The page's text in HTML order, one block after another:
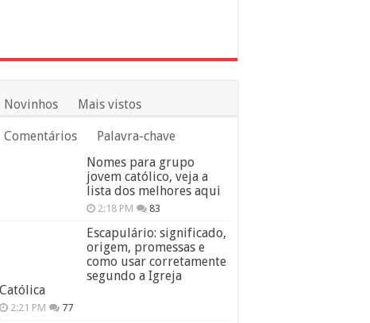
Novinhos Mais vistos
Comentários
Palavra-chave
Nomes para grupo
jovem católico, veja a
lista dos melhores aqui
2:18 PM 83
Escapulário: significado,
origem, promessas e
como usar corretamente
segundo a Igreja
Católica
2:21 PM 77